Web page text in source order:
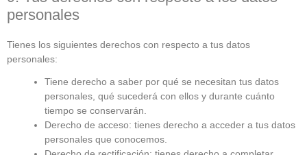
personales
Tienes los siguientes derechos con respecto a tus datos
personales:
Tiene derecho a saber por qué se necesitan tus datos
personales, qué sucederá con ellos y durante cuánto
tiempo se conservarán.
Derecho de acceso: tienes derecho a acceder a tus datos
personales que conocemos.